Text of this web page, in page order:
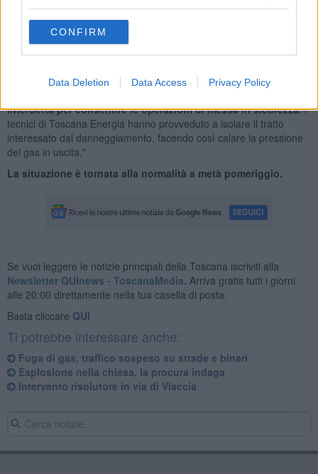
CONFIRM
Data Deletion Data Access Privacy Policy
Sul posto sono intervenuti immediatamente Vigili del Fuoco,
Protezione Civile e Polizia Municipale e altre forze dell’ordine che
hanno disposto in via precauzionale l’immediata interruzione della
linea ferroviaria Pisa – Lucca e l’interruzione della viabilità in via
mantenere persone e veicoli a distanza di sicurezza, vista la
interdetta per consentire le operazioni di messa in sicurezza.I
tecnici di Toscana Energia hanno provveduto a isolare il tratto
interessato dal danneggiamento, facendo così calare la pressione
del gas in uscita."
La situazione è tornata alla normalità a metà pomeriggio.
Se vuoi leggere le notizie principali della Toscana iscriviti alla
Newsletter QUInews - ToscanaMedia. Arriva gratis tutti i giorni
alle 20:00 direttamente nella tua casella di posta.
Basta cliccare QUI
Ti potrebbe interessare anche:
Fuga di gas, traffico sospeso su strade e binari
Esplosione nella chiesa, la procura indaga
Intervento risolutore in via di Viaccia